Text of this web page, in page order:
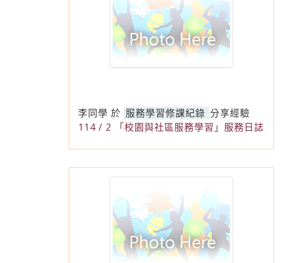
李同學 於 服務學習修課紀錄 分享經驗
114 / 2 「校園與社區服務學習」服務日誌